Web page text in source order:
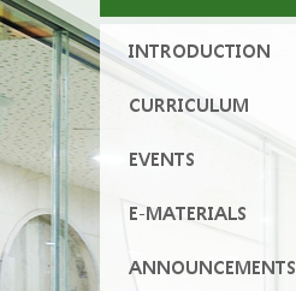
INTRODUCTION
CURRICULUM
EVENTS
E-MATERIALS
ANNOUNCEMENTS